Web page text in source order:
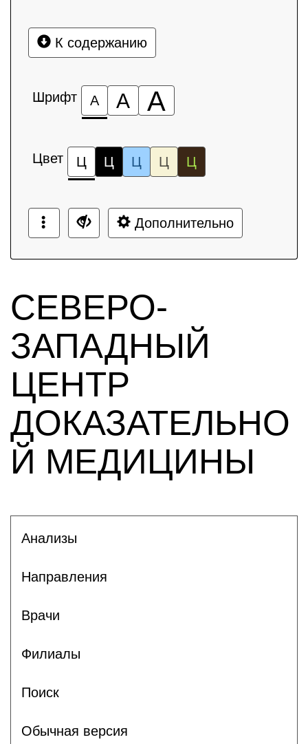
К содержанию
Шрифт А А А
Цвет Ц Ц Ц Ц Ц
Дополнительно
СЕВЕРО-
ЗАПАДНЫЙ
ЦЕНТР
ДОКАЗАТЕЛЬНО
Й МЕДИЦИНЫ
Анализы
Направления
Врачи
Филиалы
Поиск
Обычная версия